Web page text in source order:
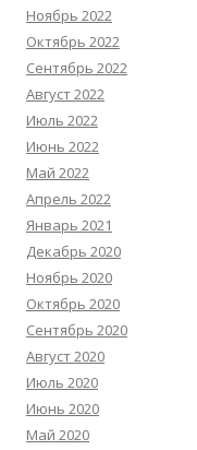
Ноябрь 2022
Октябрь 2022
Сентябрь 2022
Август 2022
Июль 2022
Июнь 2022
Май 2022
Апрель 2022
Январь 2021
Декабрь 2020
Ноябрь 2020
Октябрь 2020
Сентябрь 2020
Август 2020
Июль 2020
Июнь 2020
Май 2020